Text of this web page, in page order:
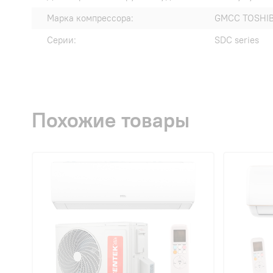
Марка компрессора:
GMCC
Серии:
SDC series
Похожие товары